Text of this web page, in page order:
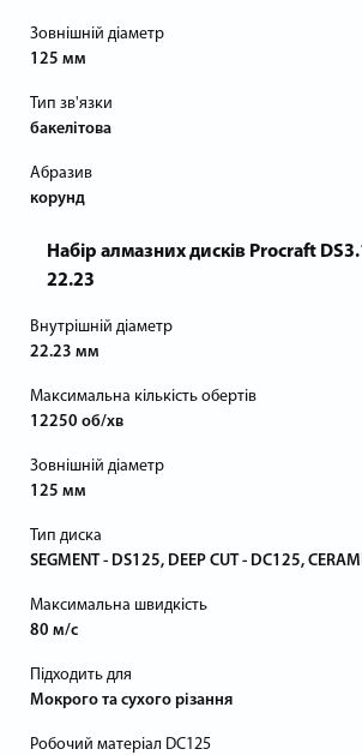
Зовнішній діаметр
125 мм
Тип зв'язки
бакелітова
Абразив
корунд
Набір алмазних дисків Procraft
22.23
Внутрішній діаметр
22.23 мм
Максимальна кількість обертів
12250 об/хв
Зовнішній діаметр
125 мм
Тип диска
SEGMENT - DS125, DEEP CUT - DC125,
Максимальна швидкість
80 м/с
Підходить для
Мокрого та сухого різання
Робочий матеріал DC125